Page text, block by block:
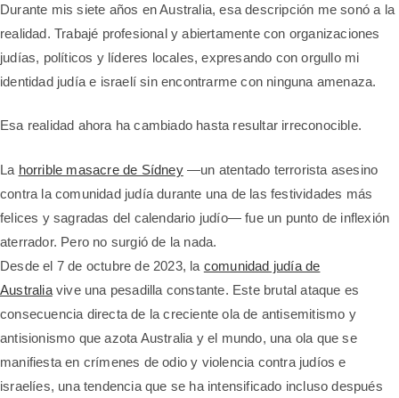
Durante mis siete años en Australia, esa descripción me sonó a la
realidad. Trabajé profesional y abiertamente con organizaciones
judías, políticos y líderes locales, expresando con orgullo mi
identidad judía e israelí sin encontrarme con ninguna amenaza.
Esa realidad ahora ha cambiado hasta resultar irreconocible.
La horrible masacre de Sídney—un atentado terrorista asesino
contra la comunidad judía durante una de las festividades más
felices y sagradas del calendario judío— fue un punto de inflexión
aterrador. Pero no surgió de la nada.
Desde el 7 de octubre de 2023, la comunidad judía de
Australiavive una pesadilla constante. Este brutal ataque es
consecuencia directa de la creciente ola de antisemitismo y
antisionismo que azota Australia y el mundo, una ola que se
manifiesta en crímenes de odio y violencia contra judíos e
israelíes, una tendencia que se ha intensificado incluso después